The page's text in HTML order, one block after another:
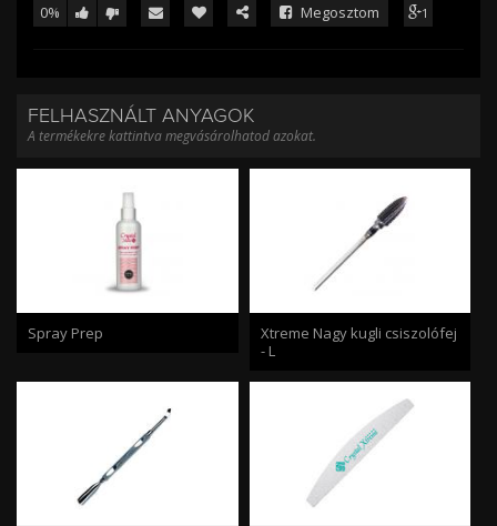
0% Megosztom 1
FELHASZNÁLT ANYAGOK
A termékekre kattintva megvásárolhatod azokat.
Spray Prep
Xtreme Nagy kugli csiszolófej
- L